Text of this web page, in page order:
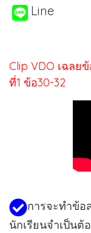
Line
Clip VDO เฉลย
ที่1 ข้อ30-32
การจะทำข้อ
นักเรียนจำเป็น